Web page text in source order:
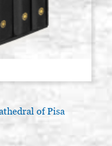
of Pisa